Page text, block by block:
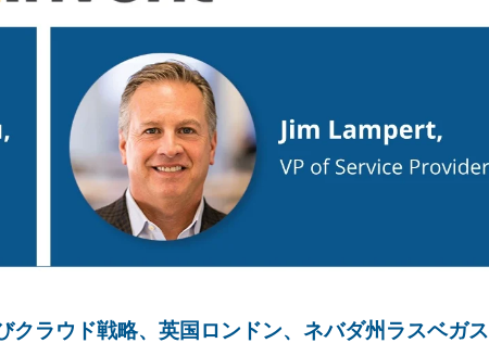
ラウド戦略、英国ロンドン、ネバダ州ラスベガス